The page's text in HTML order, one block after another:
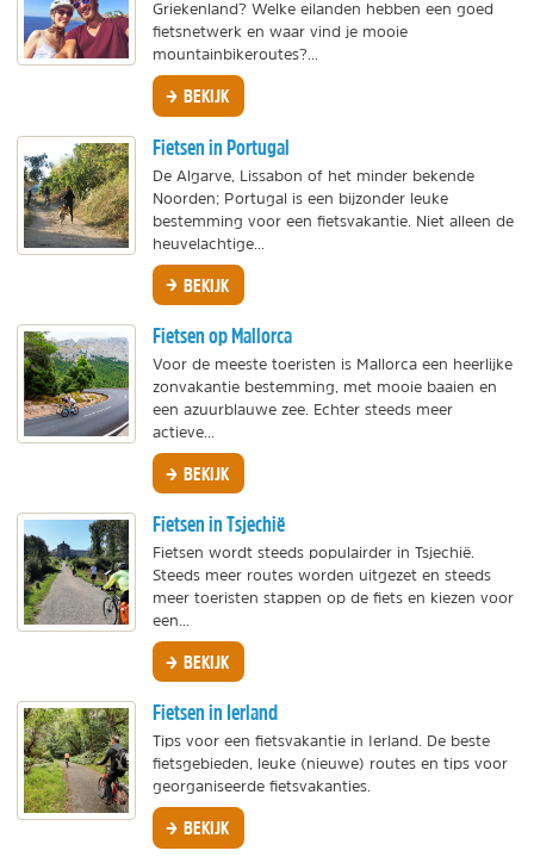
Griekenland? Welke eilanden hebben een goed
fietsnetwerk en waar vind je mooie
mountainbikeroutes?...
BEKIJK
Fietsen in Portugal
De Algarve, Lissabon of het minder bekende
Noorden; Portugal is een bijzonder leuke
bestemming voor een fietsvakantie. Niet alleen de
heuvelachtige...
BEKIJK
Fietsen op Mallorca
Voor de meeste toeristen is Mallorca een heerlijke
zonvakantie bestemming, met mooie baaien en
een azuurblauwe zee. Echter steeds meer
actieve...
BEKIJK
Fietsen in Tsjechië
Fietsen wordt steeds populairder in Tsjechië.
Steeds meer routes worden uitgezet en steeds
meer toeristen stappen op de fiets en kiezen voor
een...
BEKIJK
Fietsen in Ierland
Tips voor een fietsvakantie in Ierland. De beste
fietsgebieden, leuke (nieuwe) routes en tips voor
georganiseerde fietsvakanties.
BEKIJK